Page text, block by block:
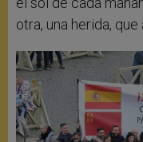
otra, una herida, que